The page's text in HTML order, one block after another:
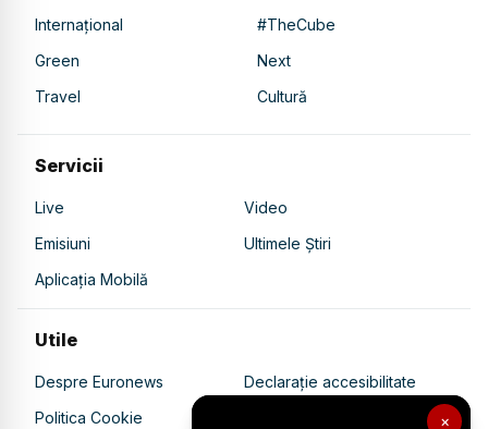
×
Internațional
#TheCube
Green
Next
Travel
Cultură
Servicii
Live
Video
Emisiuni
Ultimele Știri
Aplicația Mobilă
Utile
Despre Euronews
Declarație accesibilitate
Politica Cookie
Politica de confidențialitate